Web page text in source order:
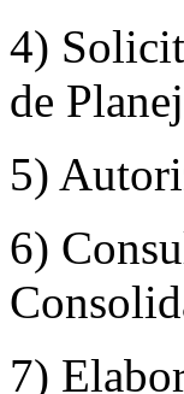
4)
de
5)
6)
7)